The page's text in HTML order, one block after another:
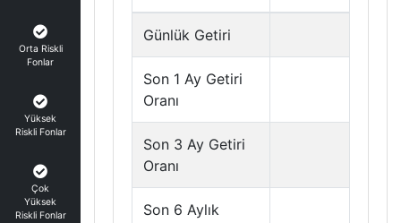
Orta Riskli
Fonlar
Yüksek
Riskli Fonlar
Çok
Yüksek
Riskli Fonlar
Günlük Getiri
Son 1 Ay Getiri
Oranı
Son 3 Ay Getiri
Oranı
Son 6 Aylık